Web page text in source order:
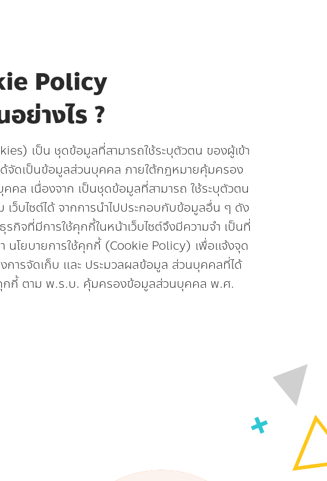
Policy
อย่างไร ?
เป็น ชุดข้อมูลที่สามารถใช้ระบุตัวตน ของผู้เข้า
ด้จัดเป็นข้อมูลส่วนบุคคล ภายใต้กฎหมายคุ้มครอง
คล เนื่องจาก เป็นชุดข้อมูลที่สามารถ ใช้ระบุตัวตน
เว็บไซต์ได้ จากการนำไปประกอบกับข้อมูลอื่น ๆ ดัง
กิจที่มีการใช้คุกกี้ในหน้าเว็บไซต์จึงมีความจำ เป็นที่
นโยบายการใช้คุกกี้ (Cookie Policy) เพื่อแจ้งจุด
การจัดเก็บ และ ประมวลผลข้อมูล ส่วนบุคคลที่ได้
กกี้ ตาม พ.ร.บ. คุ้มครองข้อมูลส่วนบุคคล พ.ศ.